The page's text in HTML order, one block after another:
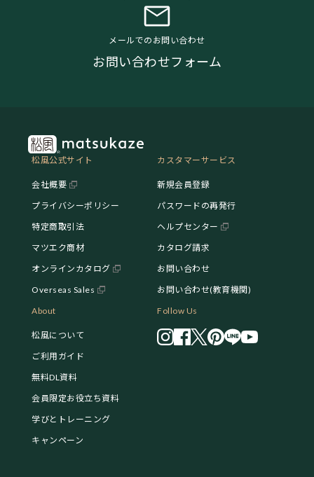
メールでのお問い合わせ
お問い合わせフォーム
松風公式サイト
会社概要
プライバシーポリシー
特定商取引法
マツエク商材
オンラインカタログ
Overseas Sales
カスタマーサービス
新規会員登録
パスワードの再発行
ヘルプセンター
カタログ請求
お問い合わせ
お問い合わせ(教育機関)
About
松風について
ご利用ガイド
無料DL資料
会員限定お役立ち資料
学びとトレーニング
キャンペーン
Follow Us